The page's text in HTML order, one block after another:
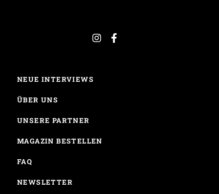
NEUE INTERVIEWS
ÜBER UNS
UNSERE PARTNER
MAGAZIN BESTELLEN
FAQ
NEWSLETTER